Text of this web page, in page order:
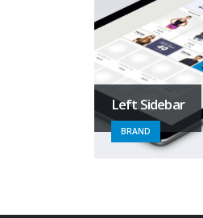
Left Sidebar
BRAND